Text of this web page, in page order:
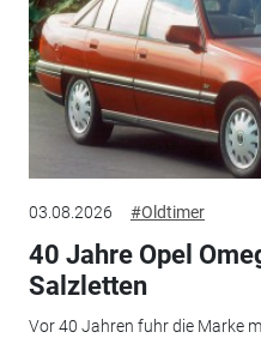
03.08.2026 #Oldtimer
40 Jahre Opel
Salzletten
Vor 40 Jahren fuhr die Marke